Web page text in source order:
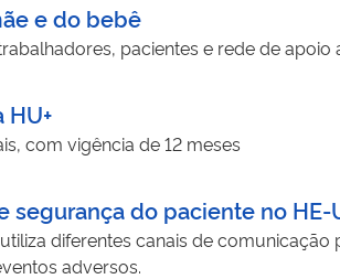
e do bebê
pacientes e rede de apoio
com vigência de 12 meses
do paciente no HE-
diferentes canais de
adversos.